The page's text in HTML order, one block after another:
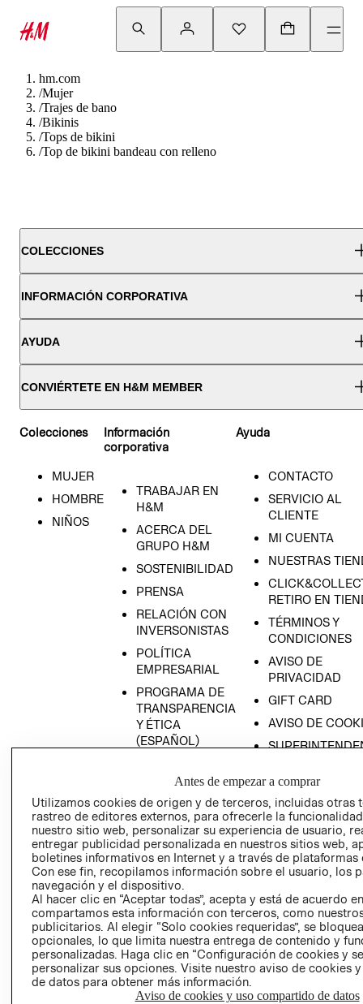
hm.com
/Mujer
/Trajes de bano
/Bikinis
/Tops de bikini
/Top de bikini bandeau con relleno
COLECCIONES
INFORMACIÓN CORPORATIVA
AYUDA
CONVIÉRTETE EN H&M MEMBER
Colecciones
MUJER
HOMBRE
NIÑOS
Información
corporativa
TRABAJAR EN
H&M
ACERCA DEL
GRUPO H&M
SOSTENIBILIDAD
PRENSA
RELACIÓN CON
INVERSONISTAS
POLÍTICA
EMPRESARIAL
PROGRAMA DE
TRANSPARENCIA
Y ÉTICA
(ESPAÑOL)
TRANSPARENCIA
Y ÉTICA (INGLÉS)
Ayuda
CONTACTO
SERVICIO AL
CLIENTE
MI CUENTA
NUESTRAS
RETIRO EN
TÉRMINOS Y
CONDICIONES
AVISO DE
PRIVACIDAD
GIFT CARD
AVISO DE
COMERCIO - SIC
PETICIONES
QUEJAS Y
RECLAMOS
Colombia ($)
CAMBIAR REGIÓN
Antes de empezar a comprar
Utilizamos cookies de origen y de terceros, incluidas otras
rastreo de editores externos, para ofrecerle la
nuestro sitio web, personalizar su experiencia de usuario,
entregar publicidad personalizada en nuestros sitios web,
boletines informativos en Internet y a través de plataformas
Con ese fin, recopilamos información sobre el usuario, los
navegación y el dispositivo.
Al hacer clic en “Aceptar todas”, acepta y está de acuerdo
compartamos esta información con terceros, como
publicitarios. Al elegir “Solo cookies requeridas”, se
opcionales, lo que limita nuestra entrega de contenido y
personalizadas. Haga clic en “Configuración de cookies y
personalizar sus opciones. Visite nuestro aviso de cookies
de datos para obtener más información.
Aviso de cookies y uso compartido de datos